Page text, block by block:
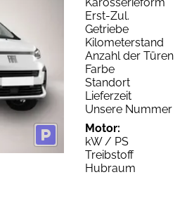
Erst-Zul.
Getriebe
Kilometerstand
Anzahl der Türen
Farbe
Standort
Lieferzeit
Unsere Nummer
Motor:
kW / PS
Treibstoff
Hubraum